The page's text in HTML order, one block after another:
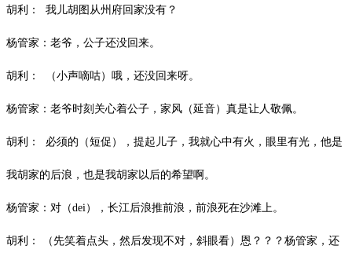
胡利： 我儿胡图从州府回家没有？
杨管家：老爷，公子还没回来。
胡利： （小声嘀咕）哦，还没回来呀。
杨管家：老爷时刻关心着公子，家风（延音）真是让人敬佩。
胡利： 必须的（短促），提起儿子，我就心中有火，眼里有光，他是
我胡家的后浪，也是我胡家以后的希望啊。
杨管家：对（dei ），长江后浪推前浪，前浪死在沙滩上。
胡利： （先笑着点头，然后发现不对，斜眼看）恩？？？杨管家，还